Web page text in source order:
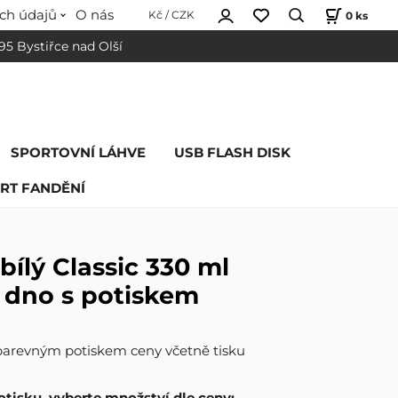
údajů O nás Kč / CZK 0 ks
Bystiřce nad Olší
SPORTOVNÍ LÁHVE USB FLASH DISK
FANDĚNÍ
Classic 330 ml
s potiskem
potiskem ceny včetně tisku